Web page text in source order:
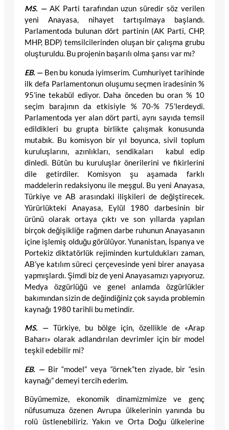
MS. —AK Parti tarafından uzun süredir söz verilen
yeni Anayasa, nihayet tartışılmaya başlandı.
Parlamentoda bulunan dört partinin (AK Parti, CHP,
MHP, BDP) temsilcilerinden oluşan bir çalışma grubu
oluşturuldu. Bu projenin başarılı olma şansı var mı?
EB. —Ben bu konuda iyimserim. Cumhuriyet tarihinde
ilk defa Parlamentonun oluşumu seçmen iradesinin %
95’ine tekabül ediyor. Daha önceden bu oran % 10
seçim barajının da etkisiyle % 70-% 75’lerdeydi.
Parlamentoda yer alan dört parti, aynı sayıda temsil
edildikleri bu grupta birlikte çalışmak konusunda
mutabık. Bu komisyon bir yıl boyunca, sivil toplum
kuruluşlarını, azınlıkları, sendikaları kabul edip
dinledi. Bütün bu kuruluşlar önerilerini ve fikirlerini
dile getirdiler. Komisyon şu aşamada farklı
maddelerin redaksiyonu ile meşgul. Bu yeni Anayasa,
Türkiye ve AB arasındaki ilişkileri de değiştirecek.
Yürürlükteki Anayasa, Eylül 1980 darbesinin bir
ürünü olarak ortaya çıktı ve son yıllarda yapılan
birçok değişikliğe rağmen darbe ruhunun Anayasanın
içine işlemiş olduğu görülüyor. Yunanistan, İspanya ve
Portekiz diktatörlük rejiminden kurtuldukları zaman,
AB’ye katılım süreci çerçevesinde yeni birer anayasa
yapmışlardı. Şimdi biz de yeni Anayasamızı yapıyoruz.
Medya özgürlüğü ve genel anlamda özgürlükler
bakımından sizin de değindiğiniz çok sayıda problemin
kaynağı 1980 tarihli bu metindir.
MS. — Türkiye, bu bölge için, özellikle de «Arap
Baharı» olarak adlandırılan devrimler için bir model
teşkil edebilir mi?
EB. —Bir “model” veya “örnek”ten ziyade, bir “esin
kaynağı” demeyi tercih ederim.
Büyümemize, ekonomik dinamizmimize ve genç
nüfusumuza özenen Avrupa ülkelerinin yanında bu
rolü üstlenebiliriz. Yakın ve Orta Doğu ülkelerine